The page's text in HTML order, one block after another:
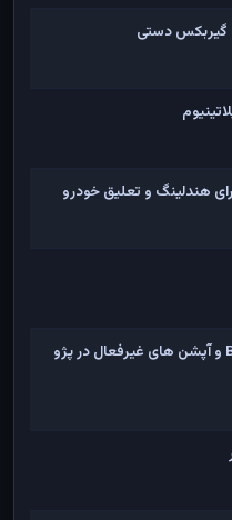
دستی
هندلینگ و تعلیق خودرو
آشنایی با سیستم های هوشمند ، BSI و آپشن های غیرفعال در پژو